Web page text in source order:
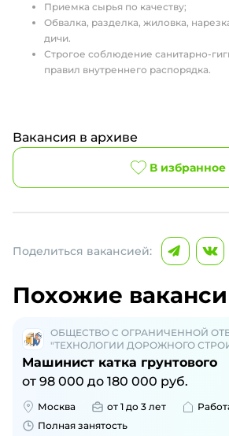
Приемка сырья по качеству;
Обвалка, разделка, жиловка,
дичи.
Строгое соблюдение санитарно-
правил внутреннего распорядка.
Вакансия в архиве
В избранное
Поделиться вакансией:
Похожие
ОБЩЕСТВО С ОГРАНИЧЕННОЙ
"ТЕХНОЛОГИИ ДОРОЖНОГО
Машинист катка грунтового
от 98 000 до 180 000 руб.
Москва от 1 до 3 лет
Полная занятость